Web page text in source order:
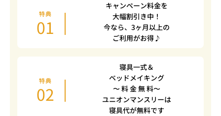
特典
01
キャンペーン料金を
大幅割引き中！
今なら、3ヶ月以上の
ご利用がお得♪
特典
02
寝具一式＆
ベッドメイキング
〜 料 金 無 料〜
ユニオンマンスリーは
寝具代が無料です